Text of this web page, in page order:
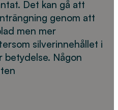
Det kan gå att
genom att
men mer
silverinnehållet i
Någon